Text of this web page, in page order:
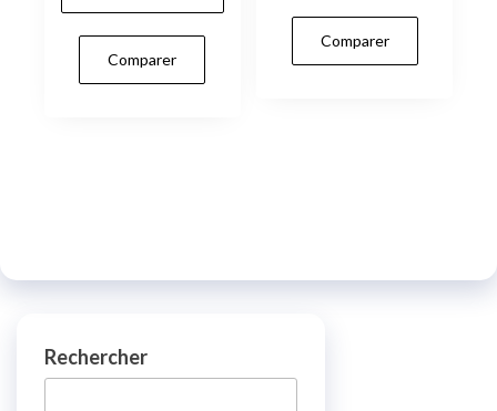
Comparer
Comparer
Rechercher